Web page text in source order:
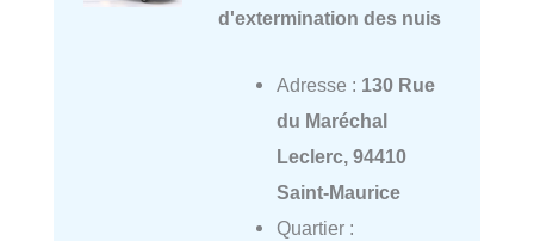
d'extermination des nuis
Adresse : 130 Rue
du Maréchal
Leclerc, 94410
Saint-Maurice
Quartier :